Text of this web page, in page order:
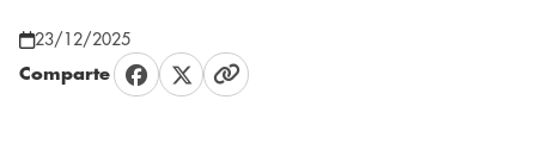
23/12/2025
Comparte